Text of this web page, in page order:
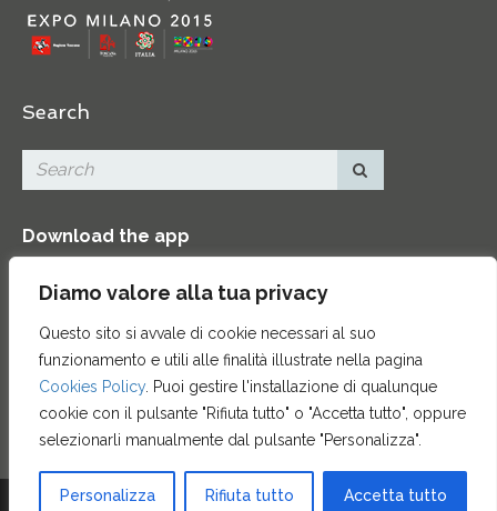
Diamo valore alla tua privacy
Questo sito si avvale di cookie necessari al suo
funzionamento e utili alle finalità illustrate nella pagina
Cookies Policy. Puoi gestire l'installazione di qualunque
cookie con il pulsante "Rifiuta tutto" o "Accetta tutto", oppure
selezionarli manualmente dal pulsante "Personalizza".
Personalizza Rifiuta tutto Accetta tutto
Search
Download the app
Contacts|Press Area|Site map|Credits
© 2015 ENTE CASSA DI RISPARMIO DI FIRENZE - CF 00524310489